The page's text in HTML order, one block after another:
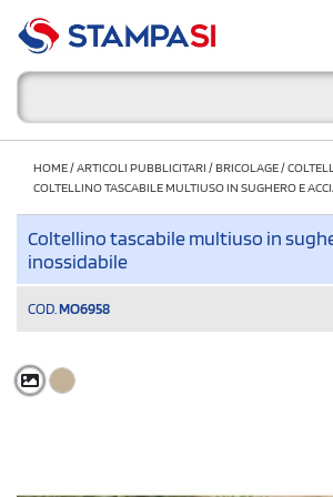
HOME/ARTICOLI PUBBLICITARI /BRICOLAGE/
COLTELLINO TASCABILE MULTIUSO IN SUGHERO E
Coltellino tascabile multiuso in
inossidabile
COD. MO6958